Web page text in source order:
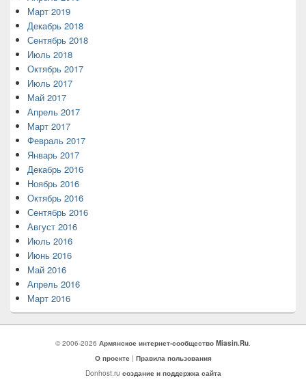
Март 2019
Декабрь 2018
Сентябрь 2018
Июль 2018
Октябрь 2017
Июль 2017
Май 2017
Апрель 2017
Март 2017
Февраль 2017
Январь 2017
Декабрь 2016
Ноябрь 2016
Октябрь 2016
Сентябрь 2016
Август 2016
Июль 2016
Июнь 2016
Май 2016
Апрель 2016
Март 2016
© 2006-2026 Армянское интернет-сообщество Miasin.Ru.
О проекте| Правила пользования
Donhost.ru создание и поддержка сайта